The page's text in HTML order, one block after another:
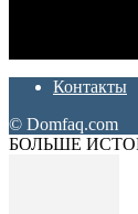
Контакты
© Domfaq.com
БОЛЬШЕ